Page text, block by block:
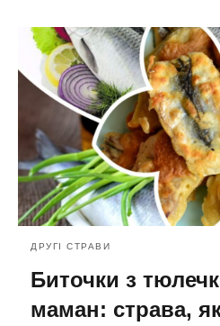
ДРУГІ СТРАВИ
Биточки з
маман: страва,